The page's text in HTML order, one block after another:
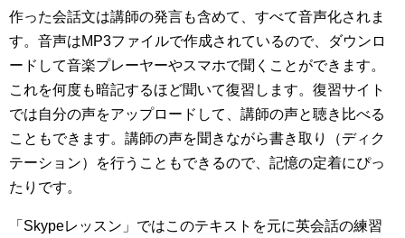
作った会話文は講師の発言も含めて、すべて音声化されま
す。音声はMP3ファイルで作成されているので、ダウンロ
ードして音楽プレーヤーやスマホで聞くことができます。
これを何度も暗記するほど聞いて復習します。復習サイト
では自分の声をアップロードして、講師の声と聴き比べる
こともできます。講師の声を聞きながら書き取り（ディク
テーション）を行うこともできるので、記憶の定着にぴっ
たりです。
「Skypeレッスン」ではこのテキストを元に英会話の練習